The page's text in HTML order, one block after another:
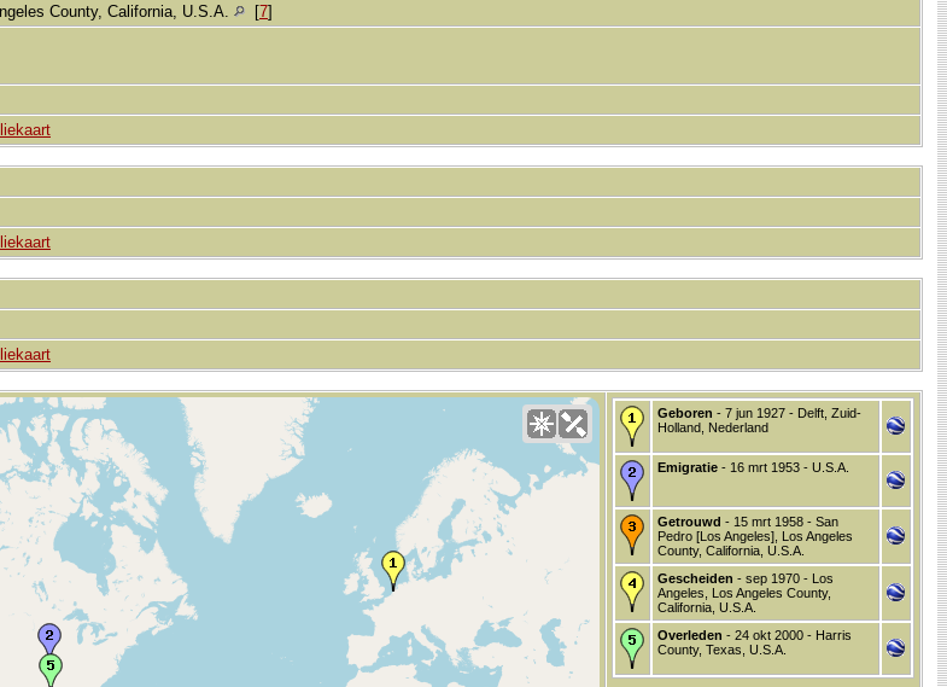
County, California, U.S.A. [7]
Geboren - 7 jun 1927 - Delft, Zuid-
Holland, Nederland
Emigratie - 16 mrt 1953 - U.S.A.
Getrouwd - 15 mrt 1958 - San
Pedro [Los Angeles], Los Angeles
County, California, U.S.A.
Gescheiden - sep 1970 - Los
Angeles, Los Angeles County,
California, U.S.A.
Overleden - 24 okt 2000 - Harris
County, Texas, U.S.A.